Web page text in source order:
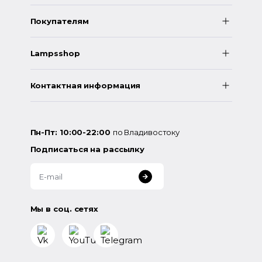
Покупателям
Lampsshop
Контактная информация
Пн-Пт: 10:00-22:00 по Владивостоку
Подписаться на рассылку
Мы в соц. сетях